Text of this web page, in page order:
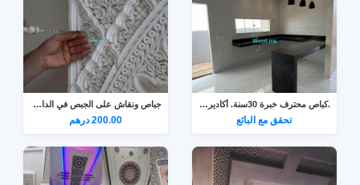
.كباص محترف خبرة 30سنة. أكادير ونواحي
تحقق مع البائع
جباص ونقاش على الجبص في الدار البيضاء
200.00 درهم